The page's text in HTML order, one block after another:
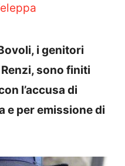
i genitori
sono finiti
l’accusa di
e per emissione di